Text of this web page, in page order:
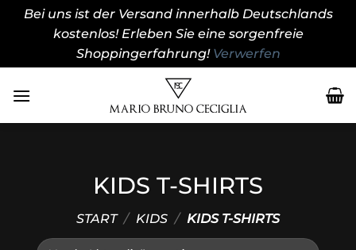
Bei uns ist der Versand innerhalb Deutschlands
kostenlos! Erleben Sie eine sorgenfreie
Shoppingerfahrung! Verwerfen
Inhalt
KIDS T-SHIRTS
START / KIDS / KIDS T-SHIRTS